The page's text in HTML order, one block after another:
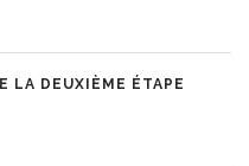
LA DEUXIÈME ÉTAPE